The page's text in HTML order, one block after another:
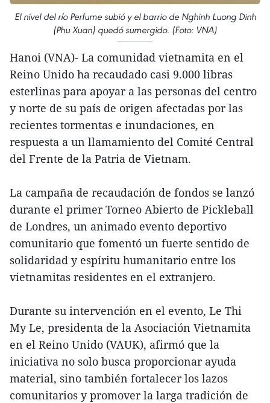
El nivel del río Perfume subió y el barrio de Nghinh Luong Dinh
(Phu Xuan) quedó sumergido. (Foto: VNA)
Hanoi (VNA)- La comunidad vietnamita en el
Reino Unido ha recaudado casi 9.000 libras
esterlinas para apoyar a las personas del centro
y norte de su país de origen afectadas por las
recientes tormentas e inundaciones, en
respuesta a un llamamiento del Comité Central
del Frente de la Patria de Vietnam.
La campaña de recaudación de fondos se lanzó
durante el primer Torneo Abierto de Pickleball
de Londres, un animado evento deportivo
comunitario que fomentó un fuerte sentido de
solidaridad y espíritu humanitario entre los
vietnamitas residentes en el extranjero.
Durante su intervención en el evento, Le Thi
My Le, presidenta de la Asociación Vietnamita
en el Reino Unido (VAUK), afirmó que la
iniciativa no solo busca proporcionar ayuda
material, sino también fortalecer los lazos
comunitarios y promover la larga tradición de